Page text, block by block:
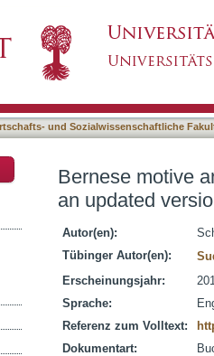
und Sozialwissenschaftliche
Bernese motive
an updated
Autor(en):
Tübinger Autor(en):
Erscheinungsjahr:
Sprache:
Referenz zum Volltext:
Dokumentart: